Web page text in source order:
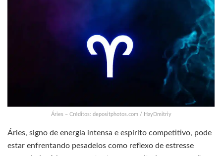
Áries – Créditos: depositphotos.com / HayDmitriy
Áries, signo de energia intensa e espírito competitivo, pode
estar enfrentando pesadelos como reflexo de estresse